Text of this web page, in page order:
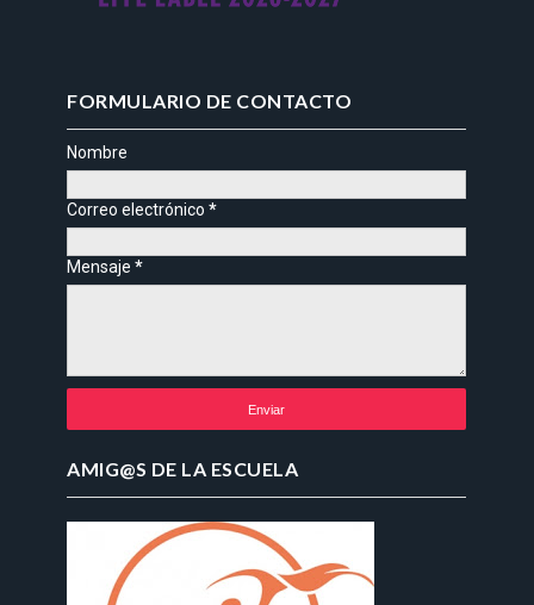
FORMULARIO DE CONTACTO
Nombre
Correo electrónico*
Mensaje*
AMIG@S DE LA ESCUELA